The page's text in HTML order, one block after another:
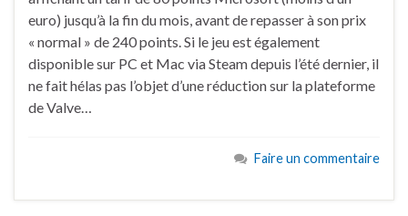
euro) jusqu’à la fin du mois, avant de repasser à son prix
« normal » de 240 points. Si le jeu est également
disponible sur PC et Mac via Steam depuis l’été dernier, il
ne fait hélas pas l’objet d’une réduction sur la plateforme
de Valve…
Faire un commentaire